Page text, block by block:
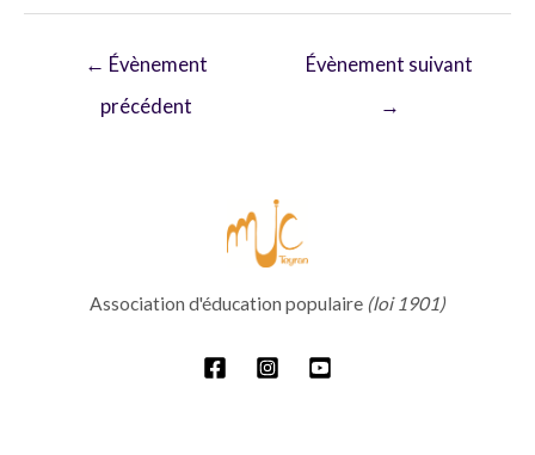
Navigation
← Évènement
précédent
Évènement suivant
→
Association d'éducation populaire (loi 1901)